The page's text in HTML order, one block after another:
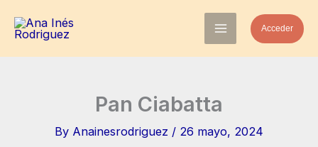
Acceder
Pan Ciabatta
By Anainesrodriguez / 26 mayo, 2024